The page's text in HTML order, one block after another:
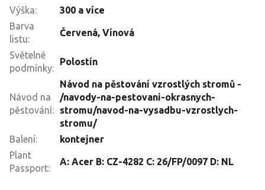
Výška:
300 a více
Barva
listu:
Červená, Vínová
Světelné
podmínky:
Polostín
Návod na
pěstování:
Návod na pěstování vzrostlých stromů -
/navody-na-pestovani-okrasnych-
stromu/navod-na-vysadbu-vzrostlych-
stromu/
Balení:
kontejner
Plant
Passport:
A: Acer B: CZ-4282 C: 26/FP/0097 D: NL